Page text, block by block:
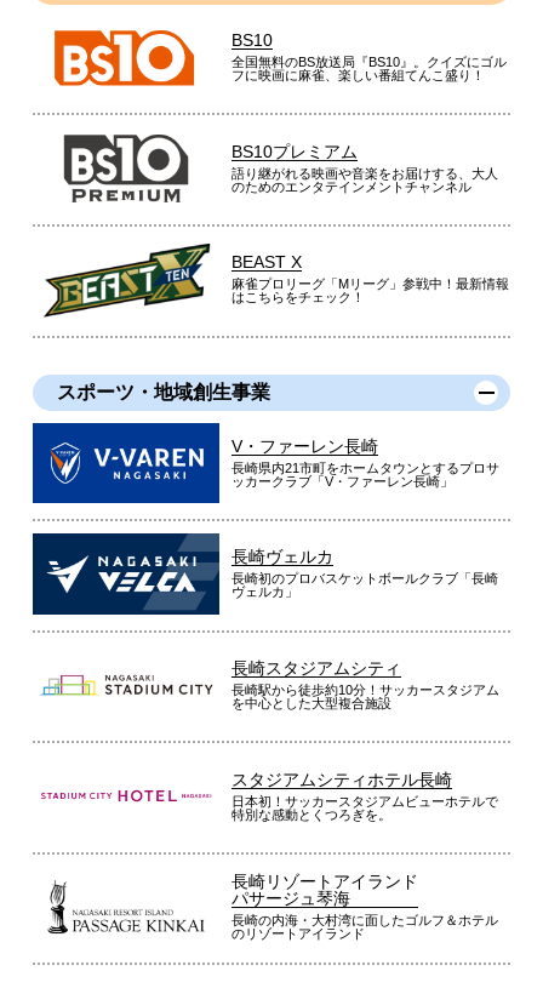
BS10
全国無料のBS放送局『BS10』。クイズにゴル
フに映画に麻雀、楽しい番組てんこ盛り！
BS10プレミアム
語り継がれる映画や音楽をお届けする、大人
のためのエンタテインメントチャンネル
BEAST X
麻雀プロリーグ「Mリーグ」参戦中！最新情報
はこちらをチェック！
スポーツ・地域創生事業
V・ファーレン長崎
長崎県内21市町をホームタウンとするプロサ
ッカークラブ「V・ファーレン長崎」
長崎ヴェルカ
長崎初のプロバスケットボールクラブ「長崎
ヴェルカ」
長崎スタジアムシティ
長崎駅から徒歩約10分！サッカースタジアム
を中心とした大型複合施設
スタジアムシティホテル長崎
日本初！サッカースタジアムビューホテルで
特別な感動とくつろぎを。
長崎リゾートアイランド
パサージュ琴海
長崎の内海・大村湾に面したゴルフ＆ホテル
のリゾートアイランド